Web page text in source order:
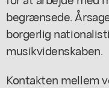
begrænsede.
borgerlig
musikvidenskaben.
Kontakten mellem